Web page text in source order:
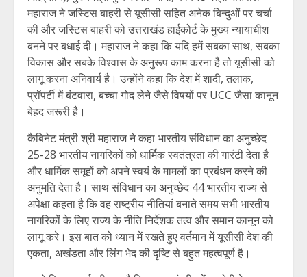
महाराज ने जस्टिस बाहरी से यूसीसी सहित अनेक बिन्दुओं पर चर्चा
की और जस्टिस बाहरी को उत्तराखंड हाईकोर्ट के मुख्य न्यायाधीश
बनने पर बधाई दी। महाराज ने कहा कि यदि हमें सबका साथ, सबका
विकास और सबके विश्वास के अनुरूप काम करना है तो यूसीसी को
लागू करना अनिवार्य है। उन्होंने कहा कि देश में शादी, तलाक,
प्रॉपर्टी में बंटवारा, बच्चा गोद लेने जैसे विषयों पर UCC जैसा कानून
बेहद जरूरी है।
कैबिनेट मंत्री श्री महाराज ने कहा भारतीय संविधान का अनुच्छेद
25-28 भारतीय नागरिकों को धार्मिक स्वतंत्रता की गारंटी देता है
और धार्मिक समूहों को अपने स्वयं के मामलों का प्रबंधन करने की
अनुमति देता है। साथ संविधान का अनुच्छेद 44 भारतीय राज्य से
अपेक्षा कहता है कि वह राष्ट्रीय नीतियां बनाते समय सभी भारतीय
नागरिकों के लिए राज्य के नीति निर्देशक तत्व और समान कानून को
लागू करे। इस बात को ध्यान में रखते हुए वर्तमान में यूसीसी देश की
एकता, अखंडता और लिंग भेद की दृष्टि से बहुत महत्वपूर्ण है।